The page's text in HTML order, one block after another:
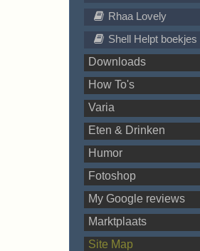
Rhaa Lovely
Shell Helpt boekjes
Downloads
How To's
Varia
Eten & Drinken
Humor
Fotoshop
My Google reviews
Marktplaats
Site Map